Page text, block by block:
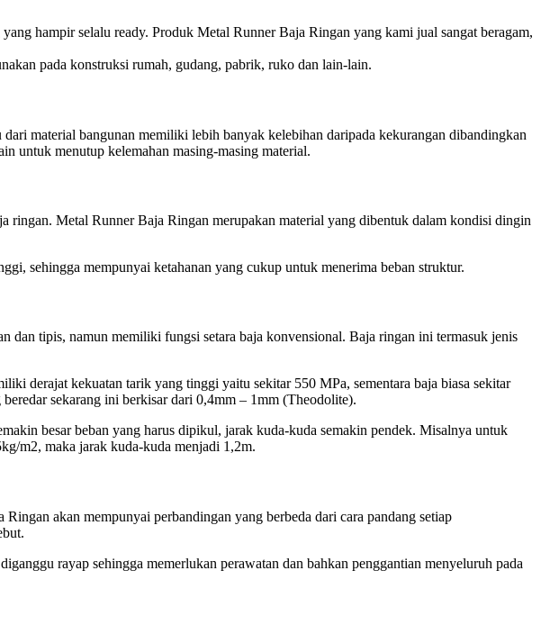
hampir selalu ready. Produk Metal Runner Baja Ringan yang kami jual sangat beragam,
pada konstruksi rumah, gudang, pabrik, ruko dan lain-lain.
material bangunan memiliki lebih banyak kelebihan daripada kekurangan dibandingkan
untuk menutup kelemahan masing-masing material.
ringan. Metal Runner Baja Ringan merupakan material yang dibentuk dalam kondisi dingin
sehingga mempunyai ketahanan yang cukup untuk menerima beban struktur.
tipis, namun memiliki fungsi setara baja konvensional. Baja ringan ini termasuk jenis
derajat kekuatan tarik yang tinggi yaitu sekitar 550 MPa, sementara baja biasa sekitar
sekarang ini berkisar dari 0,4mm – 1mm (Theodolite).
besar beban yang harus dipikul, jarak kuda-kuda semakin pendek. Misalnya untuk
m2, maka jarak kuda-kuda menjadi 1,2m.
akan mempunyai perbandingan yang berbeda dari cara pandang setiap
rayap sehingga memerlukan perawatan dan bahkan penggantian menyeluruh pada